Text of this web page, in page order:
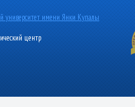
университет имени Янки Купалы
центр